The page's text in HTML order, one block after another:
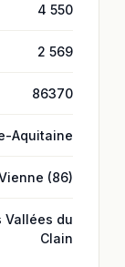
4 550
2 569
86370
Aquitaine
(86)
Vallées du
Clain